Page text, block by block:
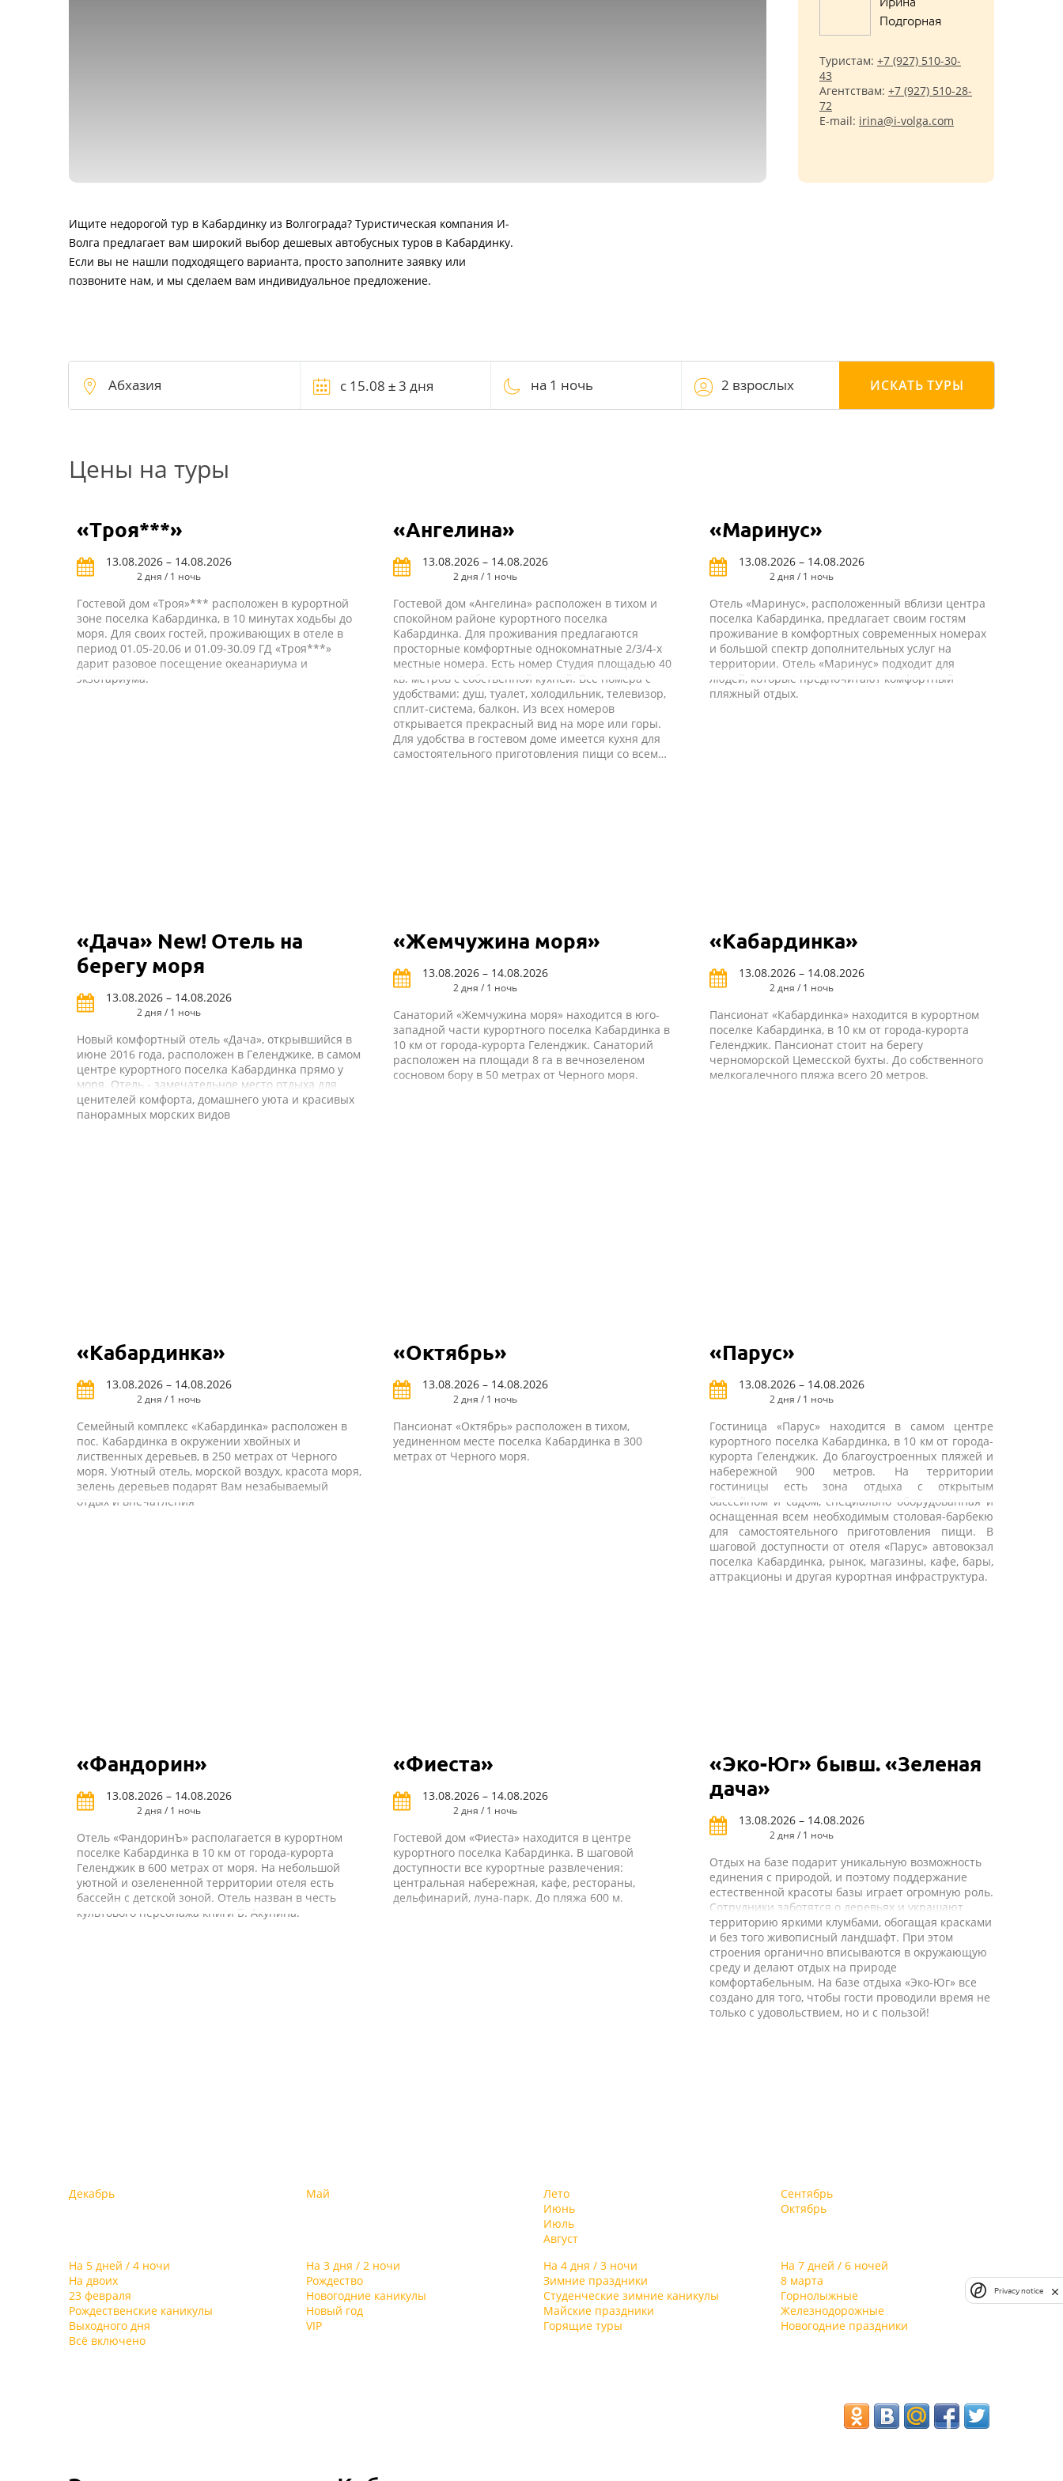
Подгорная
Туристам: +7 (927) 510-30-
43
Агентствам: +7 (927) 510-28-
72
E-mail: irina@i-volga.com
Ищите недорогой тур в Кабардинку из Волгограда? Туристическая компания И-
Волга предлагает вам широкий выбор дешевых автобусных туров в Кабардинку.
Если вы не нашли подходящего варианта, просто заполните заявку или
позвоните нам, и мы сделаем вам индивидуальное предложение.
на 1 ночь 2 взрослых ИСКАТЬ ТУРЫ
Цены на туры
«Троя***»
13.08.2026 – 14.08.2026
2 дня / 1 ночь
Гостевой дом «Троя»*** расположен в курортной
зоне поселка Кабардинка, в 10 минутах ходьбы до
моря. Для своих гостей, проживающих в отеле в
период 01.05-20.06 и 01.09-30.09 ГД «Троя***»
дарит разовое посещение океанариума и
экзотариума.
«Ангелина»
13.08.2026 – 14.08.2026
2 дня / 1 ночь
Гостевой дом «Ангелина» расположен в тихом и
спокойном районе курортного поселка
Кабардинка. Для проживания предлагаются
просторные комфортные однокомнатные 2/3/4-х
местные номера. Есть номер Студия площадью 40
кв. метров с собственной кухней. Все номера с
удобствами: душ, туалет, холодильник, телевизор,
сплит-система, балкон. Из всех номеров
открывается прекрасный вид на море или горы.
Для удобства в гостевом доме имеется кухня для
самостоятельного приготовления пищи со всем
«Маринус»
13.08.2026 – 14.08.2026
2 дня / 1 ночь
Отель «Маринус», расположенный вблизи центра
поселка Кабардинка, предлагает своим гостям
проживание в комфортных современных номерах
и большой спектр дополнительных услуг на
территории. Отель «Маринус» подходит для
людей, которые предпочитают комфортный
пляжный отдых.
«Дача» New! Отель на
берегу моря
13.08.2026 – 14.08.2026
2 дня / 1 ночь
Новый комфортный отель «Дача», открывшийся в
июне 2016 года, расположен в Геленджике, в самом
центре курортного поселка Кабардинка прямо у
моря. Отель - замечательное место отдыха для
ценителей комфорта, домашнего уюта и красивых
панорамных морских видов
«Жемчужина моря»
13.08.2026 – 14.08.2026
2 дня / 1 ночь
Санаторий «Жемчужина моря» находится в юго-
западной части курортного поселка Кабардинка в
10 км от города-курорта Геленджик. Санаторий
расположен на площади 8 га в вечнозеленом
сосновом бору в 50 метрах от Черного моря.
«Кабардинка»
13.08.2026 – 14.08.2026
2 дня / 1 ночь
Пансионат «Кабардинка» находится в курортном
поселке Кабардинка, в 10 км от города-курорта
Геленджик. Пансионат стоит на берегу
черноморской Цемесской бухты. До собственного
мелкогалечного пляжа всего 20 метров.
«Кабардинка»
13.08.2026 – 14.08.2026
2 дня / 1 ночь
Семейный комплекс «Кабардинка» расположен в
пос. Кабардинка в окружении хвойных и
лиственных деревьев, в 250 метрах от Черного
моря. Уютный отель, морской воздух, красота моря,
зелень деревьев подарят Вам незабываемый
отдых и впечатления
«Октябрь»
13.08.2026 – 14.08.2026
2 дня / 1 ночь
Пансионат «Октябрь» расположен в тихом,
уединенном месте поселка Кабардинка в 300
метрах от Черного моря.
«Парус»
13.08.2026 – 14.08.2026
2 дня / 1 ночь
Гостиница «Парус» находится в самом центре
курортного поселка Кабардинка, в 10 км от города-
курорта Геленджик. До благоустроенных пляжей и
набережной 900 метров. На территории
гостиницы есть зона отдыха с открытым
бассейном и садом, специально оборудованная и
оснащенная всем необходимым столовая-барбекю
для самостоятельного приготовления пищи. В
шаговой доступности от отеля «Парус» автовокзал
поселка Кабардинка, рынок, магазины, кафе, бары,
аттракционы и другая курортная инфраструктура.
«Фандорин»
13.08.2026 – 14.08.2026
2 дня / 1 ночь
Отель «ФандоринЪ» располагается в курортном
поселке Кабардинка в 10 км от города-курорта
Геленджик в 600 метрах от моря. На небольшой
уютной и озелененной территории отеля есть
бассейн с детской зоной. Отель назван в честь
культового персонажа книги Б. Акунина.
«Фиеста»
13.08.2026 – 14.08.2026
2 дня / 1 ночь
Гостевой дом «Фиеста» находится в центре
курортного поселка Кабардинка. В шаговой
доступности все курортные развлечения:
центральная набережная, кафе, рестораны,
дельфинарий, луна-парк. До пляжа 600 м.
«Эко-Юг» бывш. «Зеленая
дача»
13.08.2026 – 14.08.2026
2 дня / 1 ночь
Отдых на базе подарит уникальную возможность
единения с природой, и поэтому поддержание
естественной красоты базы играет огромную роль.
Сотрудники заботятся о деревьях и украшают
территорию яркими клумбами, обогащая красками
и без того живописный ландшафт. При этом
строения органично вписываются в окружающую
среду и делают отдых на природе
комфортабельным. На базе отдыха «Эко-Юг» все
создано для того, чтобы гости проводили время не
только с удовольствием, но и с пользой!
Декабрь Май
Лето
Июнь
Июль
Август
Сентябрь
Октябрь
На 5 дней / 4 ночи На 3 дня / 2 ночи На 4 дня / 3 ночи
На 7 дней / 6 ночей
На двоих
Рождество Зимние праздники
8 марта
23 февраля
Новогодние каникулы Студенческие зимние каникулы
Горнолыжные
Рождественские каникулы
Новый год Майские праздники
Железнодорожные
Выходного дня
VIP Горящие туры
Новогодние праздники
Всё включено
Privacy notice